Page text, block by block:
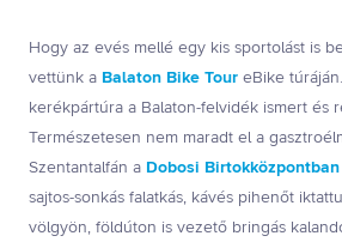
Hogy az evés mellé egy kis sportolást is
vettünk a Balaton Bike Tour eBike
kerékpártúra a Balaton-felvidék ismert és
Természetesen nem maradt el a
Szentantalfán a Dobosi Birtokközpontban
sajtos-sonkás falatkás, kávés pihenőt
völgyön, földúton is vezető bringás